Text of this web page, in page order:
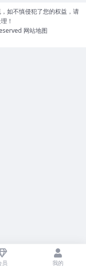
如不慎侵犯了您的权益，请
！
网站地图
员 我的